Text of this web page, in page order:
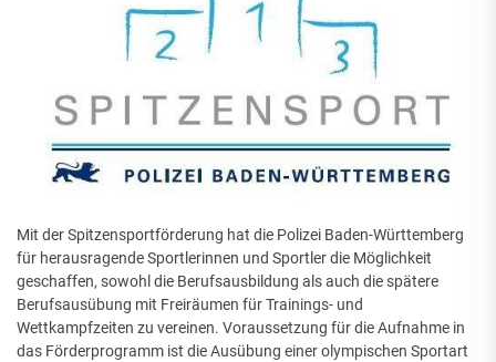
Mit der Spitzensportförderung hat die Polizei Baden-Württemberg
für herausragende Sportlerinnen und Sportler die Möglichkeit
geschaffen, sowohl die Berufsausbildung als auch die spätere
Berufsausübung mit Freiräumen für Trainings- und
Wettkampfzeiten zu vereinen. Voraussetzung für die Aufnahme in
das Förderprogramm ist die Ausübung einer olympischen Sportart